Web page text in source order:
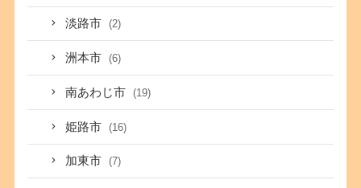
淡路市 (2)
洲本市 (6)
南あわじ市 (19)
姫路市 (16)
加東市 (7)